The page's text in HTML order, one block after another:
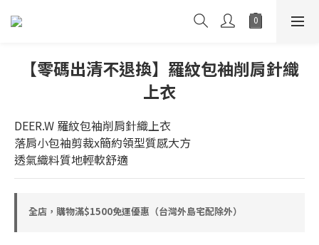
【零碼出清不退換】羅紋包袖削肩針織
上衣
DEER.W 羅紋包袖削肩針織上衣
落肩小包袖剪裁x簡約領型質感大方
透氣織料質地輕軟舒適
全店，購物滿$1500免運優惠（台灣外島宅配除外）